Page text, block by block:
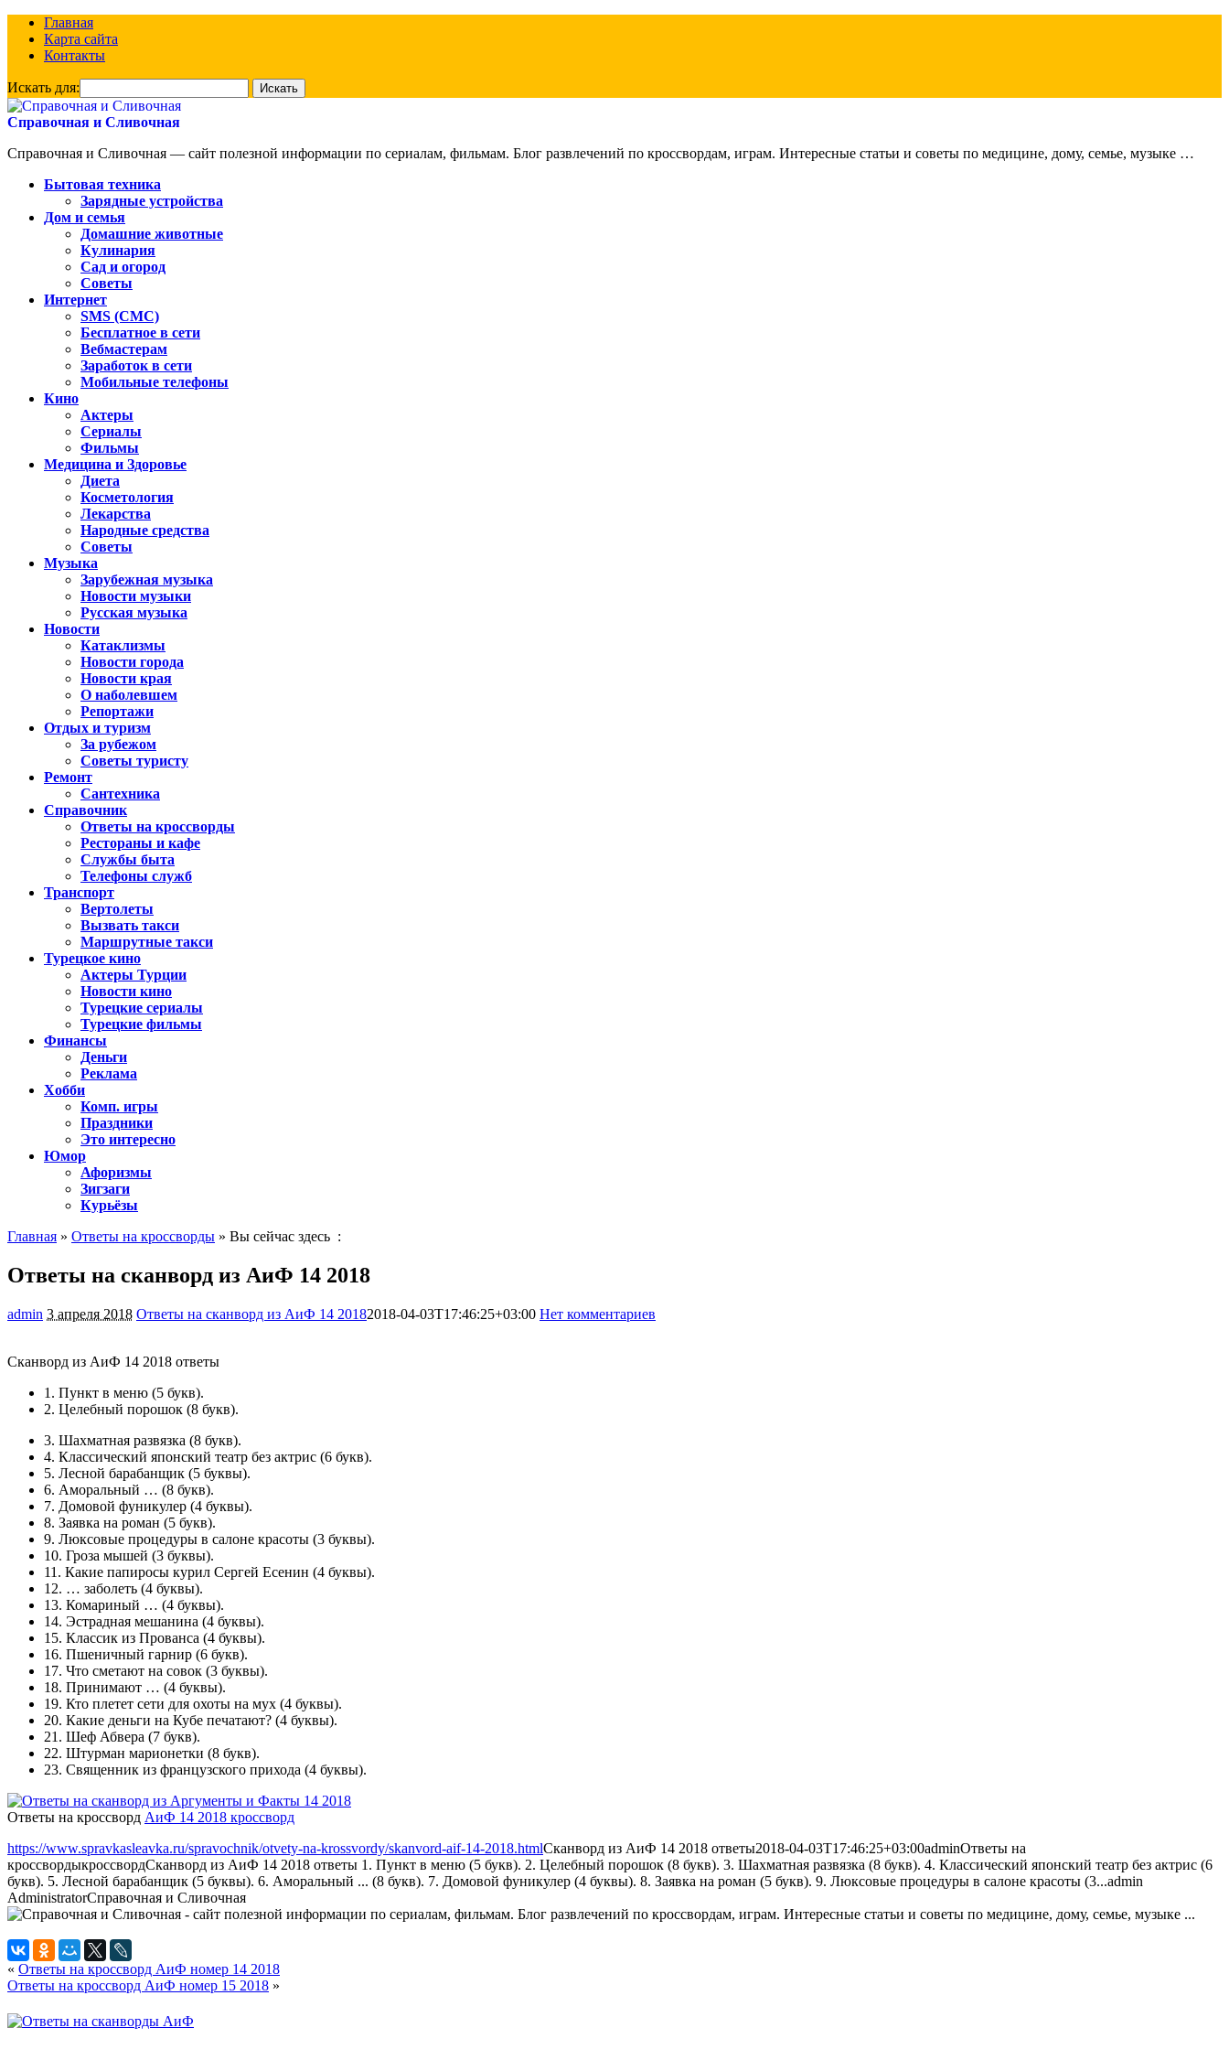
Главная
Карта сайта
Контакты
Искать для:
Справочная и Сливочная
Справочная и Сливочная — сайт полезной информации по сериалам, фильмам. Блог развлечений по кроссвордам, играм. Интересные статьи и советы по медицине, дому, семье, музыке …
Бытовая техника
Зарядные устройства
Дом и семья
Домашние животные
Кулинария
Сад и огород
Советы
Интернет
SMS (СМС)
Бесплатное в сети
Вебмастерам
Заработок в сети
Мобильные телефоны
Кино
Актеры
Сериалы
Фильмы
Медицина и Здоровье
Диета
Косметология
Лекарства
Народные средства
Советы
Музыка
Зарубежная музыка
Новости музыки
Русская музыка
Новости
Катаклизмы
Новости города
Новости края
О наболевшем
Репортажи
Отдых и туризм
За рубежом
Советы туристу
Ремонт
Сантехника
Справочник
Ответы на кроссворды
Рестораны и кафе
Службы быта
Телефоны служб
Транспорт
Вертолеты
Вызвать такси
Маршрутные такси
Турецкое кино
Актеры Турции
Новости кино
Турецкие сериалы
Турецкие фильмы
Финансы
Деньги
Реклама
Хобби
Комп. игры
Праздники
Это интересно
Юмор
Афоризмы
Зигзаги
Курьёзы
Главная » Ответы на кроссворды » Вы сейчас здесь :
Ответы на сканворд из АиФ 14 2018
admin 3 апреля 2018 Ответы на сканворд из АиФ 14 20182018-04-03T17:46:25+03:00 Нет комментариев
Сканворд из АиФ 14 2018 ответы
1. Пункт в меню (5 букв).
2. Целебный порошок (8 букв).
3. Шахматная развязка (8 букв).
4. Классический японский театр без актрис (6 букв).
5. Лесной барабанщик (5 буквы).
6. Аморальный … (8 букв).
7. Домовой фуникулер (4 буквы).
8. Заявка на роман (5 букв).
9. Люксовые процедуры в салоне красоты (3 буквы).
10. Гроза мышей (3 буквы).
11. Какие папиросы курил Сергей Есенин (4 буквы).
12. … заболеть (4 буквы).
13. Комариный … (4 буквы).
14. Эстрадная мешанина (4 буквы).
15. Классик из Прованса (4 буквы).
16. Пшеничный гарнир (6 букв).
17. Что сметают на совок (3 буквы).
18. Принимают … (4 буквы).
19. Кто плетет сети для охоты на мух (4 буквы).
20. Какие деньги на Кубе печатают? (4 буквы).
21. Шеф Абвера (7 букв).
22. Штурман марионетки (8 букв).
23. Священник из французского прихода (4 буквы).
Ответы на кроссворд АиФ 14 2018 кроссворд
https://www.spravkasleavka.ru/spravochnik/otvety-na-krossvordy/skanvord-aif-14-2018.htmlСканворд из АиФ 14 2018 ответы2018-04-03T17:46:25+03:00adminОтветы на
кроссвордыкроссвордСканворд из АиФ 14 2018 ответы 1. Пункт в меню (5 букв). 2. Целебный порошок (8 букв). 3. Шахматная развязка (8 букв). 4. Классический японский театр без актрис (6
букв). 5. Лесной барабанщик (5 буквы). 6. Аморальный ... (8 букв). 7. Домовой фуникулер (4 буквы). 8. Заявка на роман (5 букв). 9. Люксовые процедуры в салоне красоты (3...admin
AdministratorСправочная и Сливочная
« Ответы на кроссворд АиФ номер 14 2018
Ответы на кроссворд АиФ номер 15 2018 »